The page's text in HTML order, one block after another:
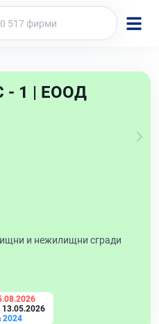
1 | ЕООД
и нежилищни сгради
13.05.2026
2024